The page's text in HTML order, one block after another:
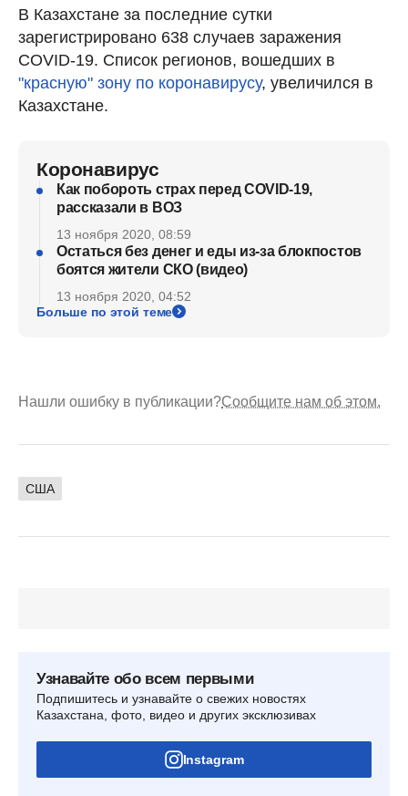
В Казахстане за последние сутки
зарегистрировано 638 случаев заражения
COVID-19. Список регионов, вошедших в
"красную" зону по коронавирусу, увеличился в
Казахстане.
Коронавирус
Как побороть страх перед COVID-19,
рассказали в ВОЗ
13 ноября 2020, 08:59
Остаться без денег и еды из-за блокпостов
боятся жители СКО (видео)
13 ноября 2020, 04:52
Больше по этой теме
Нашли ошибку в публикации?Сообщите нам об этом.
США
Узнавайте обо всем первыми
Подпишитесь и узнавайте о свежих новостях
Казахстана, фото, видео и других эксклюзивах
Instagram